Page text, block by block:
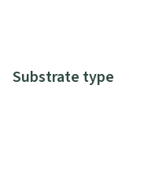
Substrate type